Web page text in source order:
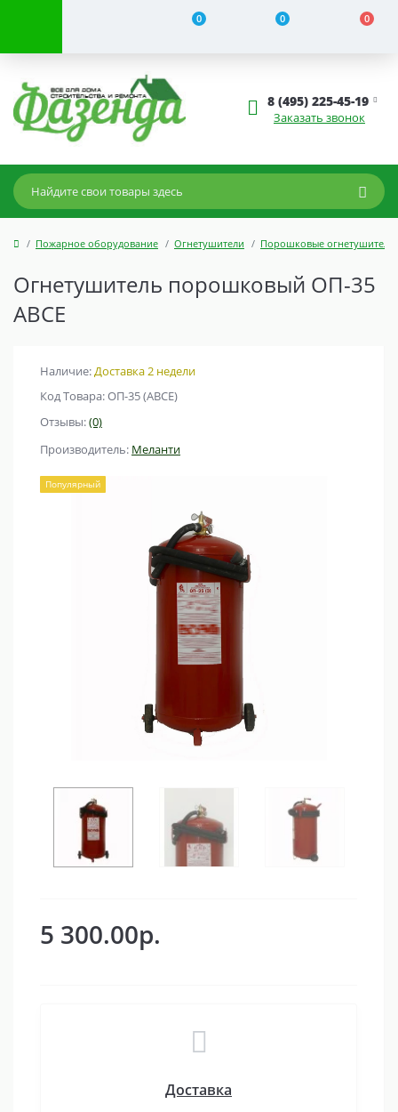
0 0 0
8 (495) 225-45-19
Заказать звонок
Пожарное оборудование Огнетушители Порошковые огнетушители
Огнетушитель порошковый ОП-35
АВСЕ
Наличие:Доставка 2 недели
Код Товара: ОП-35 (АВСЕ)
Отзывы:(0)
Производитель: Меланти
Популярный
5 300.00р.
Доставка